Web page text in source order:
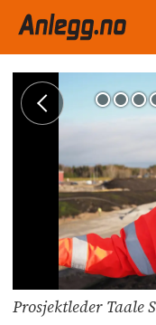
Prosjektleder Taale Stensbye i